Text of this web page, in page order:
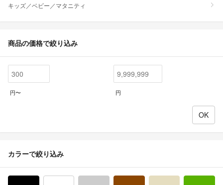
キッズ／ベビー／マタニティ
商品の価格で絞り込み
円〜 円
カラーで絞り込み